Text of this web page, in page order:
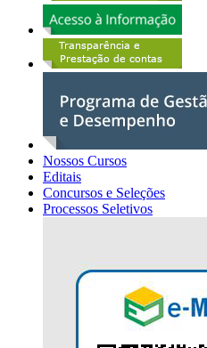
Nossos Cursos
Editais
Concursos e Seleções
Processos Seletivos